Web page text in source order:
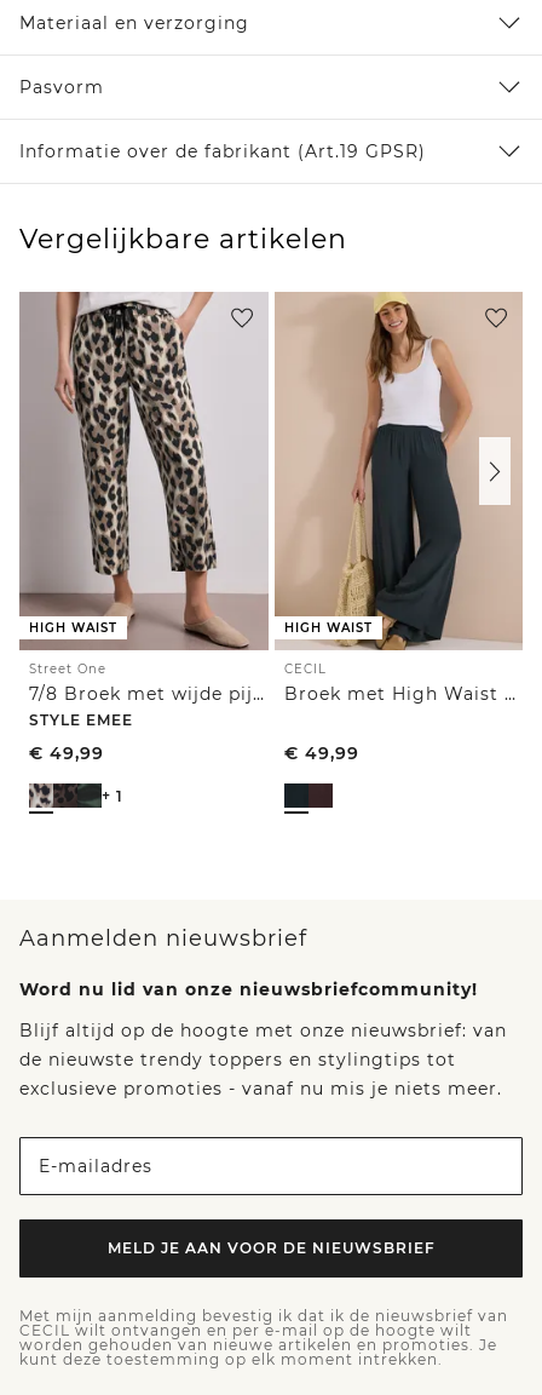
Materiaal en verzorging
Pasvorm
Informatie over de fabrikant (Art.19 GPSR)
Vergelijkbare artikelen
HIGH WAIST
Street One
7/8 Broek met wijde pijpen in Loose Fit met print
STYLE EMEE
€ 49,99
+ 1
HIGH WAIST
CECIL
Broek met High Waist en Wide Leg pijpen in een Loose Fit pasvorm
€ 49,99
Aanmelden nieuwsbrief
Word nu lid van onze nieuwsbriefcommunity!
Blijf altijd op de hoogte met onze nieuwsbrief: van
de nieuwste trendy toppers en stylingtips tot
exclusieve promoties - vanaf nu mis je niets meer.
E-mailadres
MELD JE AAN VOOR DE NIEUWSBRIEF
Met mijn aanmelding bevestig ik dat ik de nieuwsbrief van
CECIL wilt ontvangen en per e-mail op de hoogte wilt
worden gehouden van nieuwe artikelen en promoties. Je
kunt deze toestemming op elk moment intrekken.